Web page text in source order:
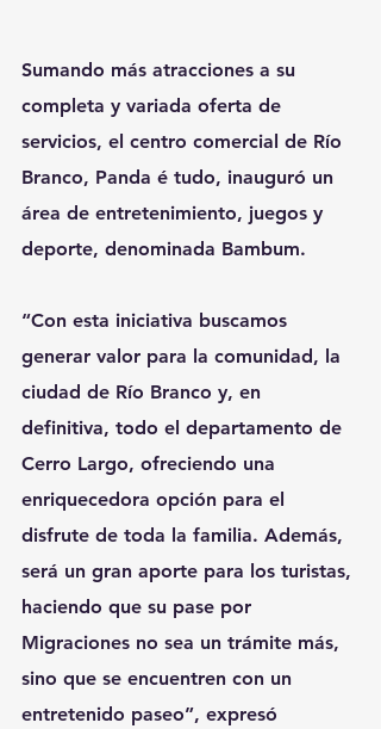
Sumando más atracciones a su
completa y variada oferta de
servicios, el centro comercial de Río
Branco, Panda é tudo, inauguró un
área de entretenimiento, juegos y
deporte, denominada Bambum.
“Con esta iniciativa buscamos
generar valor para la comunidad, la
ciudad de Río Branco y, en
definitiva, todo el departamento de
Cerro Largo, ofreciendo una
enriquecedora opción para el
disfrute de toda la familia. Además,
será un gran aporte para los turistas,
haciendo que su pase por
Migraciones no sea un trámite más,
sino que se encuentren con un
entretenido paseo”, expresó